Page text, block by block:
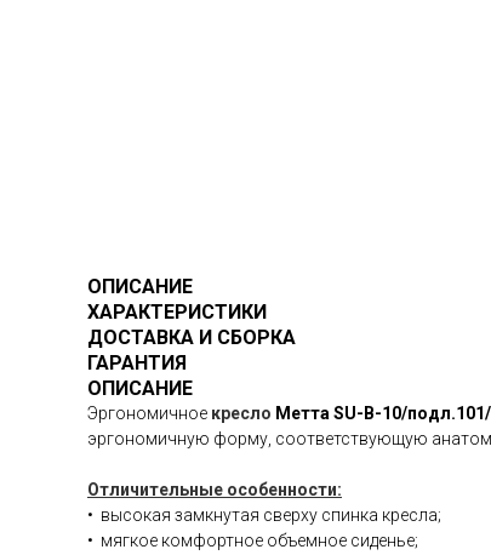
ОПИСАНИЕ
ХАРАКТЕРИСТИКИ
ДОСТАВКА И СБОРКА
ГАРАНТИЯ
ОПИСАНИЕ
Эргономичное кресло Метта SU-B-10/
эргономичную форму, соответствующую
Отличительные особенности:
• высокая замкнутая сверху спинка кресла;
• мягкое комфортное объемное сиденье;